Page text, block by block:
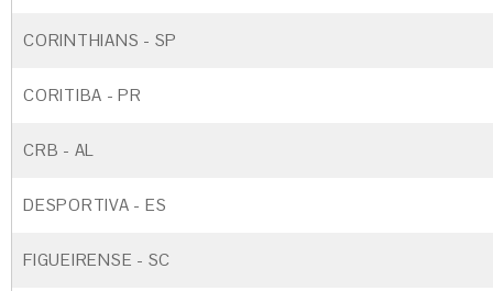
CORINTHIANS - SP
CORITIBA - PR
CRB - AL
DESPORTIVA - ES
FIGUEIRENSE - SC